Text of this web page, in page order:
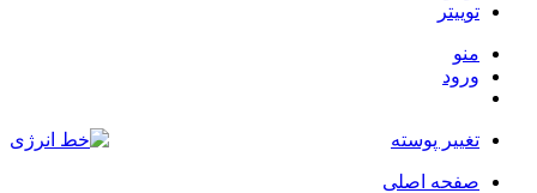
توییتر
منو
ورود
تغییر پوسته
صفحه اصلی